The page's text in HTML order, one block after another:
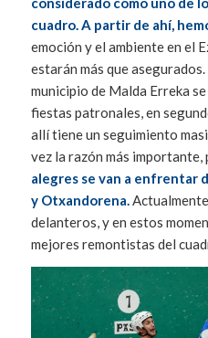
cuadro. A partir de ahí,
emoción y el ambiente en el
estarán más que
municipio de Malda Erreka
fiestas patronales, en
allí tiene un seguimiento
vez la razón más importante,
alegres se van a enfrentar
y Otxandorena.
delanteros, y en estos
mejores remontistas del